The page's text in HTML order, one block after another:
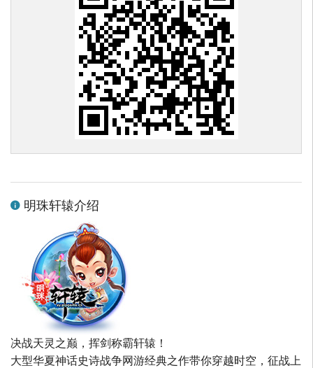
明珠轩辕介绍
决战天灵之巅，挥剑称霸轩辕！
大型华夏神话史诗战争网游经典之作带你穿越时空，征战上